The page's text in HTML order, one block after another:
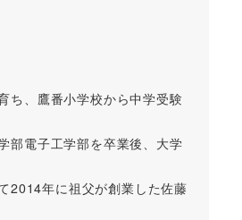
ち、鷹番小学校から中学受験
部電子工学部を卒業後、大学
2014年に祖父が創業した佐藤